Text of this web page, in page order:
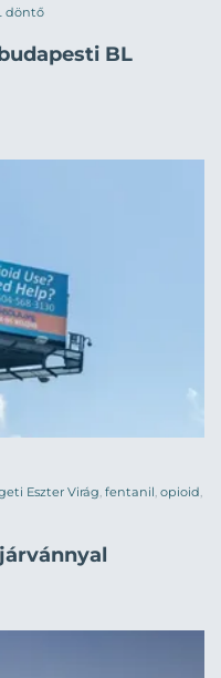
döntő
BL
Eszter Virág fentanil opioid